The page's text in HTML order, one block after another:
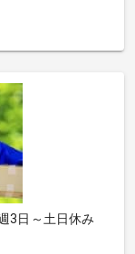
3日～土日休み